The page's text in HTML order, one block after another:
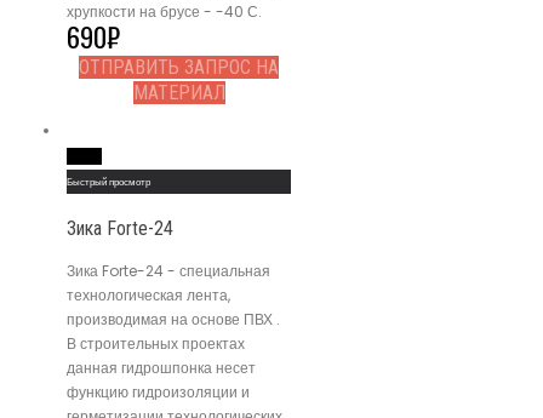
хрупкости на брусе - -40 С.
690₽
ОТПРАВИТЬ ЗАПРОС НА
МАТЕРИАЛ
Быстрый просмотр
Зика Forte-24
Зика Forte-24 - специальная
технологическая лента,
производимая на основе ПВХ .
В строительных проектах
данная гидрошпонка несет
функцию гидроизоляции и